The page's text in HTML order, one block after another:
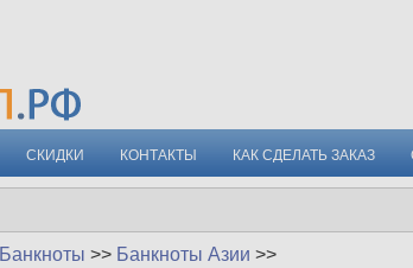
СКИДКИ КОНТАКТЫ КАК СДЕЛАТЬ ЗАКАЗ
Банкноты >> Банкноты Азии >>